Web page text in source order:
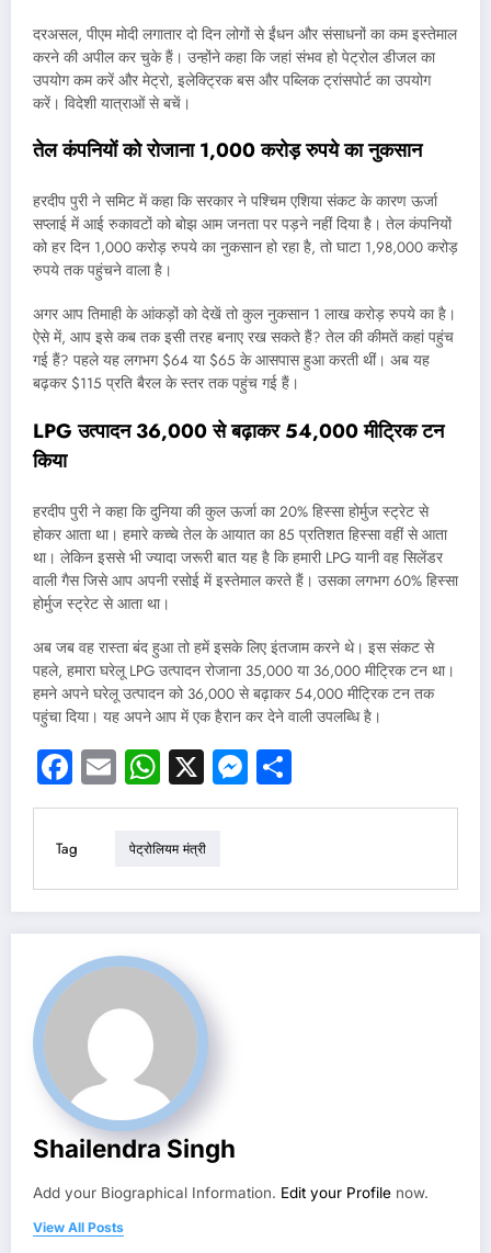
दरअसल, पीएम मोदी लगातार दो दिन लोगों से ईंधन और संसाधनों का कम इस्तेमाल
करने की अपील कर चुके हैं। उन्होंने कहा कि जहां संभव हो पेट्रोल डीजल का
उपयोग कम करें और मेट्रो, इलेक्ट्रिक बस और पब्लिक ट्रांसपोर्ट का उपयोग
करें। विदेशी यात्राओं से बचें।
तेल कंपनियों को रोजाना1,000 करोड़ रुपये का नुकसान
हरदीप पुरी ने समिट में कहा कि सरकार ने पश्चिम एशिया संकट के कारण ऊर्जा
सप्लाई में आई रुकावटों को बोझ आम जनता पर पड़ने नहीं दिया है। तेल कंपनियों
को हर दिन 1,000 करोड़ रुपये का नुकसान हो रहा है, तो घाटा 1,98,000 करोड़
रुपये तक पहुंचने वाला है।
अगर आप तिमाही के आंकड़ों को देखें तो कुल नुकसान 1 लाख करोड़ रुपये का है।
ऐसे में, आप इसे कब तक इसी तरह बनाए रख सकते हैं? तेल की कीमतें कहां पहुंच
गई हैं? पहले यह लगभग $64 या $65 के आसपास हुआ करती थीं। अब यह
बढ़कर $115 प्रति बैरल के स्तर तक पहुंच गई हैं।
LPG उत्पादन 36,000 से बढ़ाकर 54,000 मीट्रिक टन
किया
हरदीप पुरी ने कहा कि दुनिया की कुल ऊर्जा का 20% हिस्सा होर्मुज स्ट्रेट से
होकर आता था। हमारे कच्चे तेल के आयात का 85 प्रतिशत हिस्सा वहीं से आता
था। लेकिन इससे भी ज्यादा जरूरी बात यह है कि हमारी LPG यानी वह सिलेंडर
वाली गैस जिसे आप अपनी रसोई में इस्तेमाल करते हैं। उसका लगभग 60% हिस्सा
होर्मुज स्ट्रेट से आता था।
अब जब वह रास्ता बंद हुआ तो हमें इसके लिए इंतजाम करने थे। इस संकट से
पहले, हमारा घरेलू LPG उत्पादन रोजाना 35,000 या 36,000 मीट्रिक टन था।
हमने अपने घरेलू उत्पादन को 36,000 से बढ़ाकर 54,000 मीट्रिक टन तक
पहुंचा दिया। यह अपने आप में एक हैरान कर देने वाली उपलब्धि है।
Facebook
EmailWhatsApp
X Messenger
Tag पेट्रोलियम मंत्री
Shailendra Singh
Add your Biographical Information. Edit your Profile now.
View All Posts